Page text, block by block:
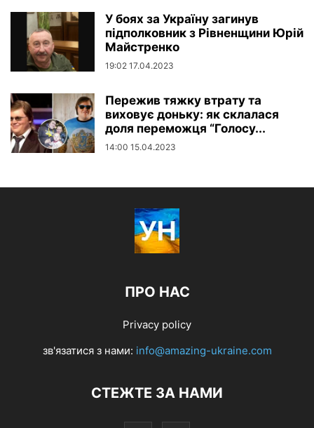
У боях за Україну загинув
підполковник з Рівненщини Юрій
Майстренко
19:02 17.04.2023
Пережив тяжку втрату та
виховує доньку: як склалася
доля переможця “Голосу...
14:00 15.04.2023
ПРО НАС
Privacy policy
зв'язатися з нами: info@amazing-ukraine.com
СТЕЖТЕ ЗА НАМИ